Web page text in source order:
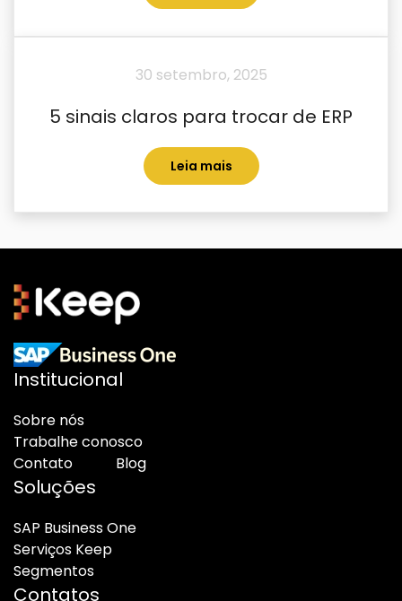
30 setembro, 2025
5 sinais claros para trocar de ERP
Leia mais
Institucional
Sobre nós
Trabalhe conosco
Contato
Blog
Soluções
SAP Business One
Serviços Keep
Segmentos
Contatos